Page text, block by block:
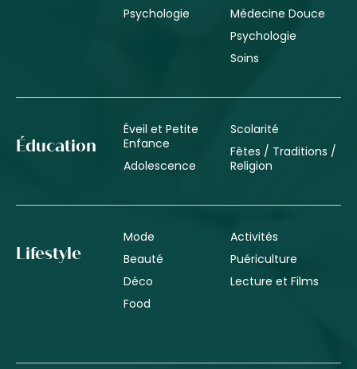
Psychologie
Médecine Douce
Psychologie
Soins
Éducation
Éveil et Petite
Enfance
Adolescence
Scolarité
Fêtes / Traditions /
Religion
Lifestyle
Mode
Beauté
Déco
Food
Activités
Puériculture
Lecture et Films